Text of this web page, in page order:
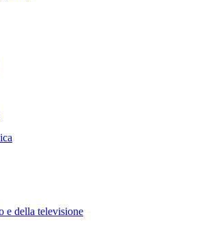
e della televisione